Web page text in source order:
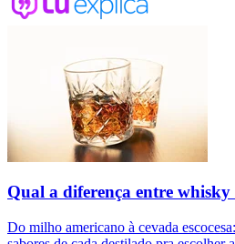
Qual a diferença entre
Do milho americano à cevada